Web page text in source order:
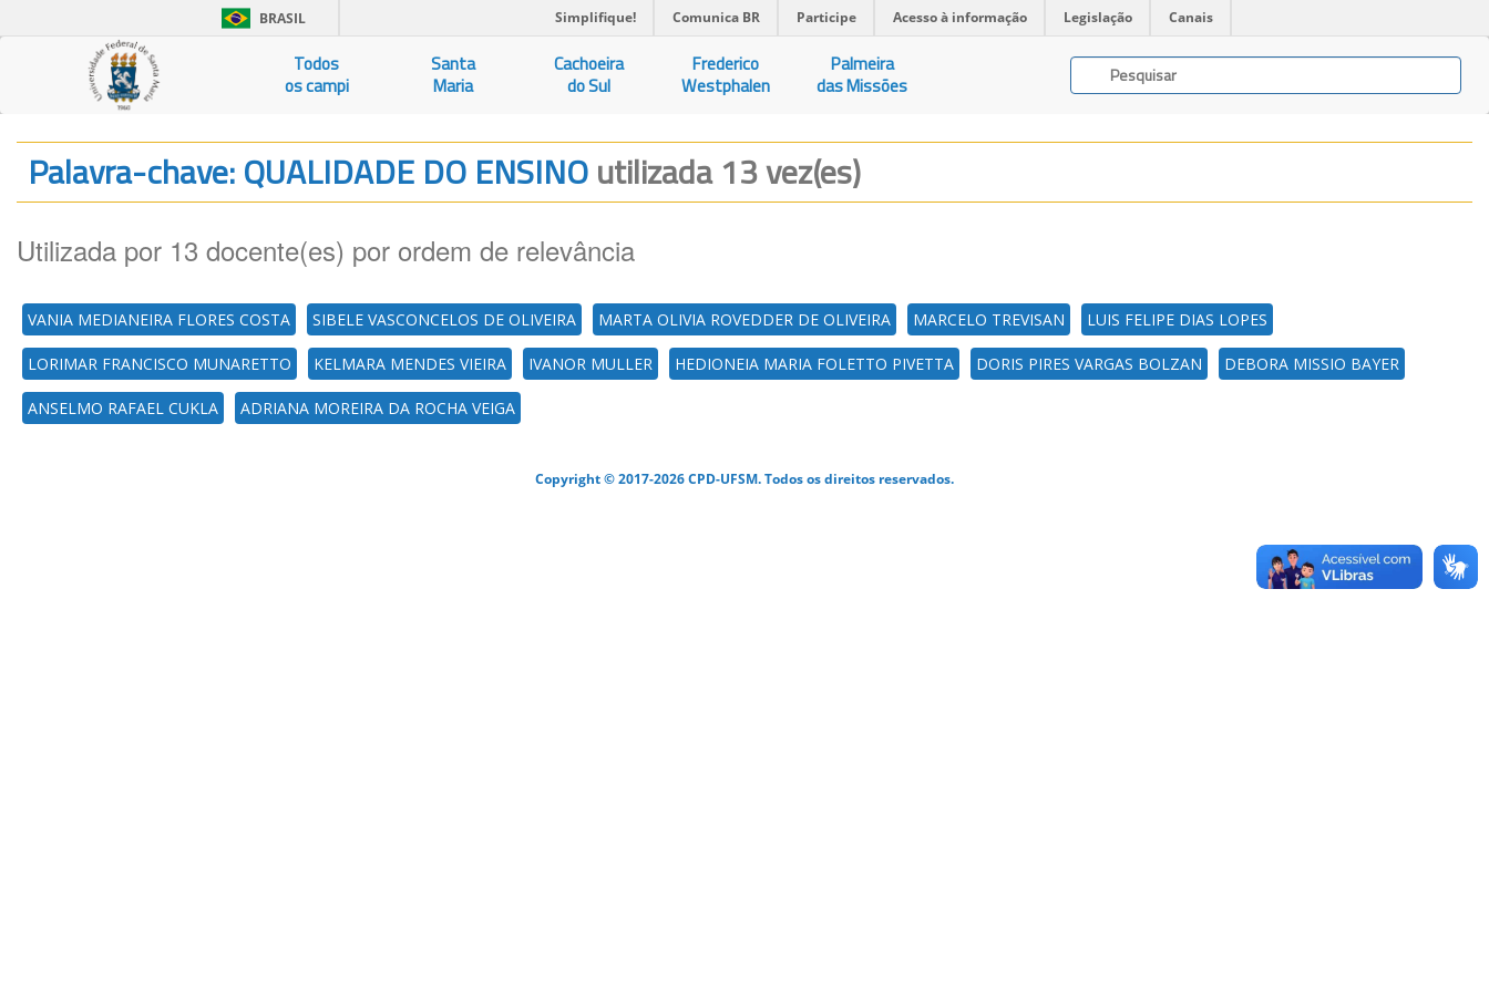
BRASIL Simplifique! Comunica BR Participe Acesso à informação Legislação Canais
Todos
os campi
Santa
Maria
Cachoeira
do Sul
Frederico
Westphalen
Palmeira
das Missões
Palavra-chave: QUALIDADE DO ENSINOutilizada 13 vez(es)
Utilizada por 13 docente(es) por ordem de relevância
VANIA MEDIANEIRA FLORES COSTA SIBELE VASCONCELOS DE OLIVEIRA MARTA OLIVIA ROVEDDER DE OLIVEIRA MARCELO TREVISAN LUIS FELIPE DIAS LOPES
LORIMAR FRANCISCO MUNARETTO KELMARA MENDES VIEIRA IVANOR MULLER HEDIONEIA MARIA FOLETTO PIVETTA DORIS PIRES VARGAS BOLZAN DEBORA MISSIO BAYER
ANSELMO RAFAEL CUKLA ADRIANA MOREIRA DA ROCHA VEIGA
Copyright © 2017-2026 CPD-UFSM. Todos os direitos reservados.